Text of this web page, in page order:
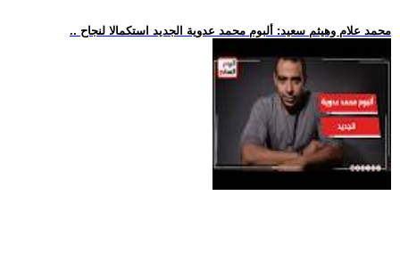
.. محمد علام وهيثم سعيد: ألبوم محمد عدوية الجديد استكمالا لنجاح